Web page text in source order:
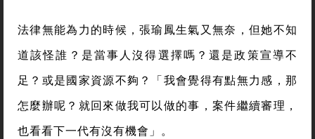
法律無能為力的時候，張瑜鳳生氣又無奈，但她不知
道該怪誰？是當事人沒得選擇嗎？還是政策宣導不
足？或是國家資源不夠？「我會覺得有點無力感，那
怎麼辦呢？就回來做我可以做的事，案件繼續審理，
也看看下一代有沒有機會」。